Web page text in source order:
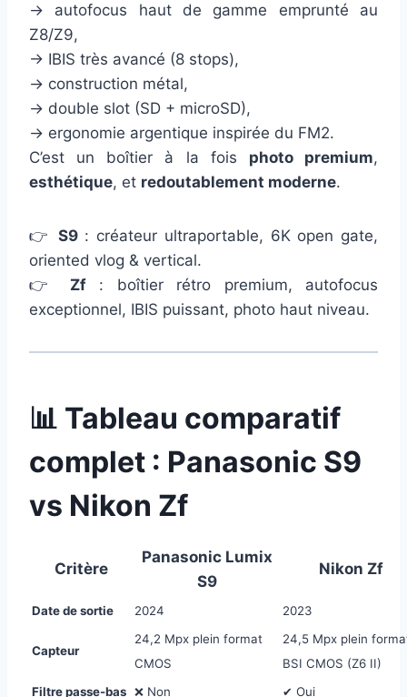
→ autofocus haut de gamme emprunté au
Z8/Z9,
→ IBIS très avancé (8 stops),
→ construction métal,
→ double slot (SD + microSD),
→ ergonomie argentique inspirée du FM2.
C’est un boîtier à la fois photo premium,
esthétique, et redoutablement moderne.
👉 S9: créateur ultraportable, 6K open gate,
oriented vlog & vertical.
👉 Zf: boîtier rétro premium, autofocus
exceptionnel, IBIS puissant, photo haut niveau.
📊 Tableau comparatif
complet : Panasonic S9
vs Nikon Zf
Critère
Panasonic Lumix
S9
Nikon Zf
Date de sortie 2024 2023
Capteur
24,2 Mpx plein format
CMOS
24,5 Mpx plein
BSI CMOS (Z6 II)
Filtre passe-bas ❌ Non
✔ Oui